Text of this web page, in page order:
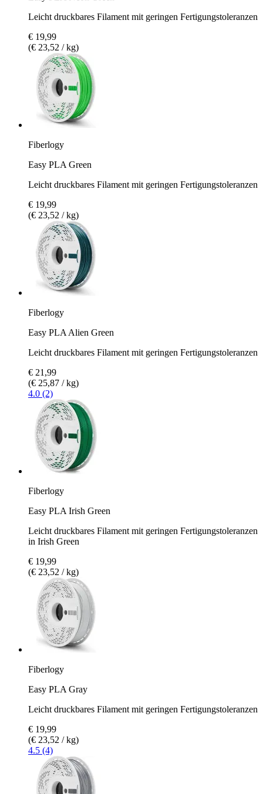
Leicht druckbares Filament mit geringen Fertigungstoleranzen
€ 19,99
(€ 23,52 / kg)
Fiberlogy
Easy PLA Green
Leicht druckbares Filament mit geringen Fertigungstoleranzen
€ 19,99
(€ 23,52 / kg)
Fiberlogy
Easy PLA Alien Green
Leicht druckbares Filament mit geringen Fertigungstoleranzen
€ 21,99
(€ 25,87 / kg)
4.0 (2)
Fiberlogy
Easy PLA Irish Green
Leicht druckbares Filament mit geringen Fertigungstoleranzen
in Irish Green
€ 19,99
(€ 23,52 / kg)
Fiberlogy
Easy PLA Gray
Leicht druckbares Filament mit geringen Fertigungstoleranzen
€ 19,99
(€ 23,52 / kg)
4.5 (4)